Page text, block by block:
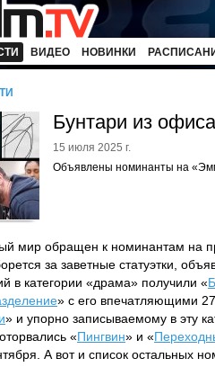
ВИДЕО НОВИНКИ
Бунтари из
15 июля 2025 г.
Объявлены номинанты на
мир обращен к номинантам на
за заветные статуэтки,
в категории «драма» получили «
» с его впечатляющими
» и упорно записываемому в эту
«Пингвин» и «
А вот и список остальных